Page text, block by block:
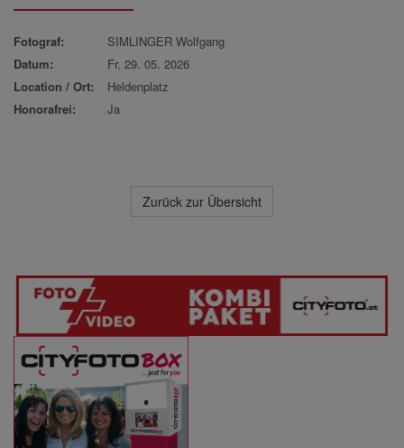
Fotograf:
SIMLINGER Wolfgang
Datum:
Fr, 29. 05. 2026
Location / Ort:
Heldenplatz
Honorafrei:
Ja
Zurück zur Übersicht